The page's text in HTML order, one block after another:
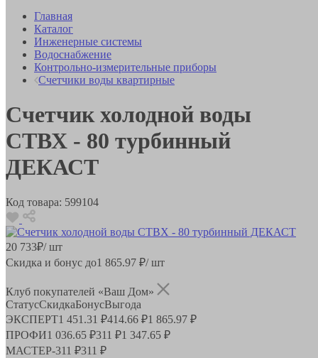
Главная
Каталог
Инженерные системы
Водоснабжение
Контрольно-измерительные приборы
Счетчики воды квартирные
Счетчик холодной воды
СТВХ - 80 турбинный
ДЕКАСТ
Код товара: 599104
20 733₽/ шт
Скидка и бонус до1 865.97 ₽/ шт
Клуб покупателей «Ваш Дом»
СтатусСкидкаБонусВыгода
ЭКСПЕРТ1 451.31 ₽414.66 ₽1 865.97 ₽
ПРОФИ1 036.65 ₽311 ₽1 347.65 ₽
МАСТЕР-311 ₽311 ₽